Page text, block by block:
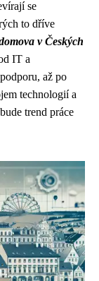
se
to dříve
v Českých
IT a
až po
technologií a
trend práce